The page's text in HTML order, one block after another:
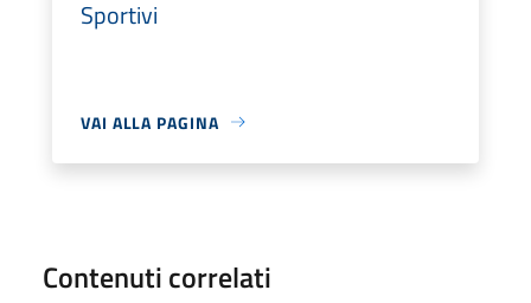
Sportivi
VAI ALLA PAGINA
Contenuti correlati